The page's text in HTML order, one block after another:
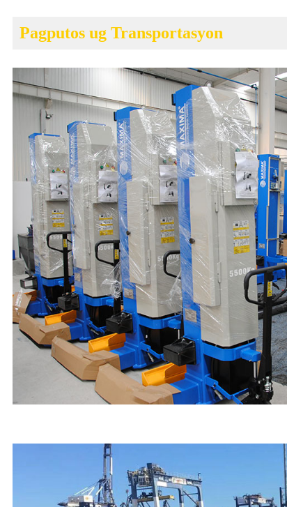
Pagputos ug Transportasyon